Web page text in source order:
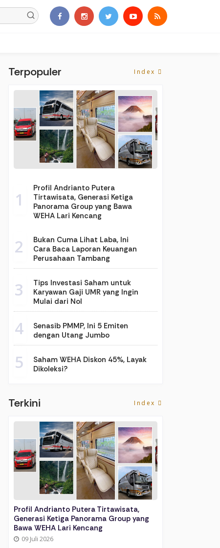
Terpopuler Index
1
Profil Andrianto Putera
Tirtawisata, Generasi Ketiga
Panorama Group yang Bawa
WEHA Lari Kencang
2
Bukan Cuma Lihat Laba, Ini
Cara Baca Laporan Keuangan
Perusahaan Tambang
3
Tips Investasi Saham untuk
Karyawan Gaji UMR yang Ingin
Mulai dari Nol
4
Senasib PMMP, Ini 5 Emiten
dengan Utang Jumbo
5
Saham WEHA Diskon 45%, Layak
Dikoleksi?
Terkini Index
Profil Andrianto Putera Tirtawisata,
Generasi Ketiga Panorama Group yang
Bawa WEHA Lari Kencang
09 Juli 2026